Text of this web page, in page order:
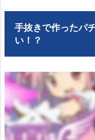
手抜きで作ったパ
い！？